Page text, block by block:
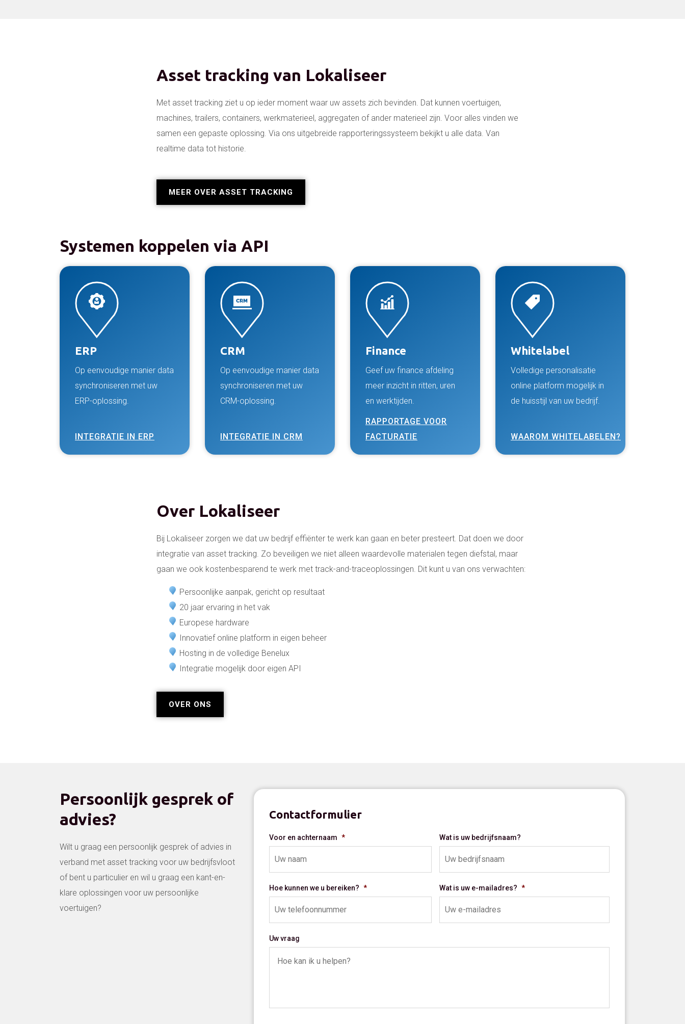
Asset tracking van Lokaliseer
Met asset tracking ziet u op ieder moment waar uw assets zich bevinden. Dat kunnen voertuigen,
machines, trailers, containers, werkmaterieel, aggregaten of ander materieel zijn. Voor alles vinden we
samen een gepaste oplossing. Via ons uitgebreide rapporteringssysteem bekijkt u alle data. Van
realtime data tot historie.
MEER OVER ASSET TRACKING
Systemen koppelen via API
ERP
Op eenvoudige manier data
synchroniseren met uw
ERP-oplossing.
INTEGRATIE IN ERP
CRM
Op eenvoudige manier data
synchroniseren met uw
CRM-oplossing.
INTEGRATIE IN CRM
Finance
Geef uw finance afdeling
meer inzicht in ritten, uren
en werktijden.
RAPPORTAGE VOOR
FACTURATIE
Whitelabel
Volledige personalisatie
online platform mogelijk in
de huisstijl van uw bedrijf.
WAAROM WHITELABELEN?
Over Lokaliseer
Bij Lokaliseer zorgen we dat uw bedrijf effiënter te werk kan gaan en beter presteert. Dat doen we door
integratie van asset tracking. Zo beveiligen we niet alleen waardevolle materialen tegen diefstal, maar
gaan we ook kostenbesparend te werk met track-and-traceoplossingen. Dit kunt u van ons verwachten:
Persoonlijke aanpak, gericht op resultaat
20 jaar ervaring in het vak
Europese hardware
Innovatief online platform in eigen beheer
Hosting in de volledige Benelux
Integratie mogelijk door eigen API
OVER ONS
Persoonlijk gesprek of
advies?
Wilt u graag een persoonlijk gesprek of advies in
verband met asset tracking voor uw bedrijfsvloot
of bent u particulier en wil u graag een kant-en-
klare oplossingen voor uw persoonlijke
voertuigen?
Contactformulier
Voor en achternaam * Wat is uw bedrijfsnaam?
Hoe kunnen we u bereiken? * Wat is uw e-mailadres? *
Uw vraag